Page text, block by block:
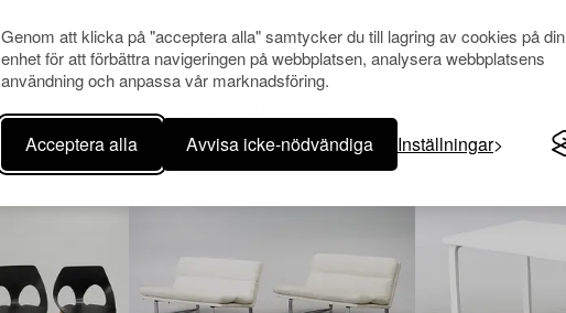
Genom att klicka på "acceptera alla" samtycker du till lagring av cookies på din
enhet för att förbättra navigeringen på webbplatsen, analysera webbplatsens
användning och anpassa vår marknadsföring.
Acceptera alla Avvisa icke-nödvändiga Inställningar
Andra har även tittat på